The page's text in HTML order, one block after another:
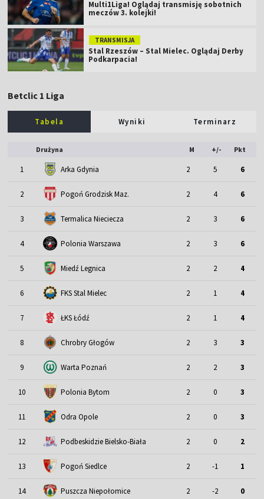
Multi1Liga! Oglądaj transmisję sobotnich
meczów 3. kolejki!
TRANSMISJA
Stal Rzeszów – Stal Mielec. Oglądaj Derby
Podkarpacia!
Betclic 1 Liga
Tabela Wyniki Terminarz
Drużyna M +/- Pkt
1 Arka Gdynia 2 5 6
2 Pogoń Grodzisk Maz. 2 4 6
3 Termalica Nieciecza 2 3 6
4 Polonia Warszawa 2 3 6
5 Miedź Legnica 2 2 4
6 FKS Stal Mielec 2 1 4
7 ŁKS Łódź 2 1 4
8 Chrobry Głogów 2 3 3
9 Warta Poznań 2 2 3
10 Polonia Bytom 2 0 3
11 Odra Opole 2 0 3
12 Podbeskidzie Bielsko-Biała 2 0 2
13 Pogoń Siedlce 2 -1 1
14 Puszcza Niepołomice 2 -2 0